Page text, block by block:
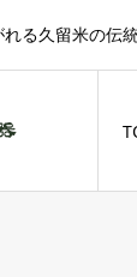
る久留米の伝